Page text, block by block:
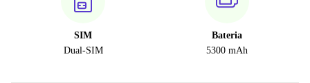
SIM
Dual-SIM
Bateria
5300 mAh